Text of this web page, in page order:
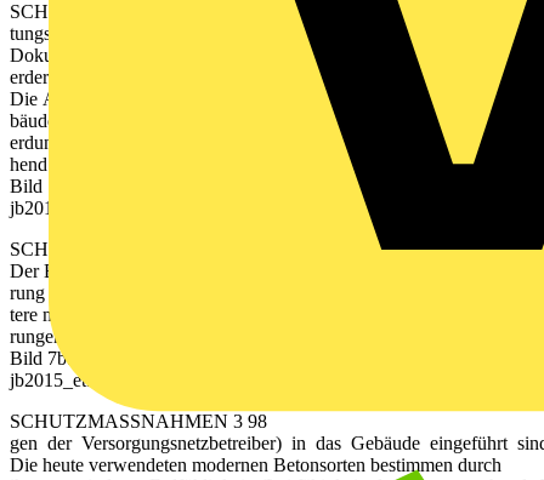
SCHUTZMASSNAHMEN 3 96
tungsausführung die vollständige Erder-
Dokumentation vorlegen zu lassen. Fehlt diese oder ist sie
erder) anzubieten. Fazit
Die Anforderungen an eine Erdungsanlage sind hoch. Sie soll ein Ge-
bäudeleben lang halten und die ihr zugedachte Funktion als Schutz-
erdung dauerhaft erfüllen. Für den Betrachter ist sie dabei
hend unsichtbar, da sie sich im Beton oder im Erdreich befindet.
Bild 7a: Dokumentation der Erdungsanlage nach DIN 18014
jb2015_et.indb 96 18.08.2014 12:53:25 Uhr
SCHUTZMASSNAHMEN 3 97
Der Beitrag zeigt, dass eine sorgfältige und fachgerechte Ausfüh-
rung außerordentlich wichtig ist. Verlässt man sich nur auf eine spä-
tere messtechnische Beurteilung der Güte einer Erdungsanlage,
rungen infolge von Korrosion lange Zeit unentdeckt. Des Weiteren
Bild 7b: Dokumentation der Erdungsanlage nach DIN 18014)
jb2015_et.indb 97 18.08.2014 12:53:26 Uhr
SCHUTZMASSNAHMEN 3 98
gen der Versorgungsnetzbetreiber) in das Gebäude eingeführt
Die heute verwendeten modernen Betonsorten bestimmen durch